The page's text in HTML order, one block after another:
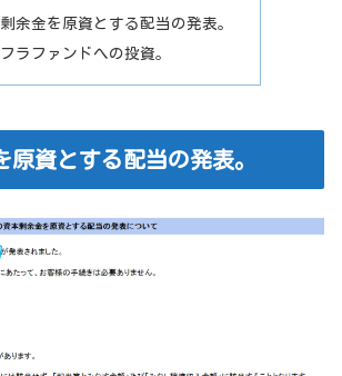
余金を原資とする配当の発表。
ラファンドへの投資。
原資とする配当の発表。